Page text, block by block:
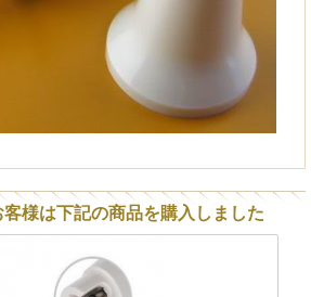
様は下記の商品を購入しました